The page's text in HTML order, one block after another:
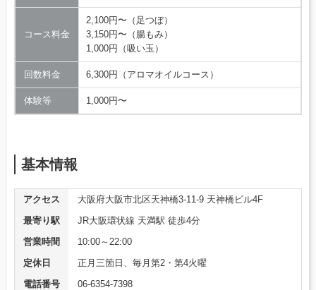
コース料金
2,100円〜（足つぼ）
3,150円〜（腸もみ）
1,000円（吸い玉）
回数料金 6,300円（アロマオイルコース）
体験等 1,000円〜
基本情報
アクセス
大阪府大阪市北区天神橋3-11-9 天神橋ビル4F
最寄り駅
JR大阪環状線 天満駅 徒歩4分
営業時間
10:00～22:00
定休日
正月三箇日、毎月第2・第4火曜
電話番号
06-6354-7398